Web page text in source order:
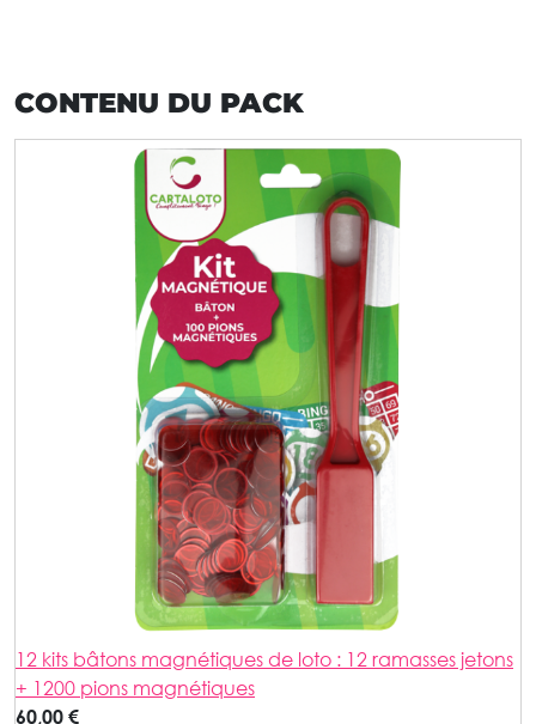
CONTENU DU PACK
12 kits bâtons magnétiques de loto : 12 ramasses jetons
+ 1200 pions magnétiques
60,00 €